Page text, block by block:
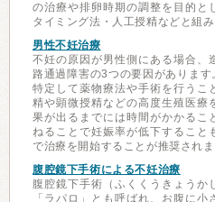
の治療や排卵時期の調整を目的と
タイミング法・人工授精などと組
男性不妊治療
不妊の原因が男性側にある場合、
路通過障害の3つの要因がありま
特定して薬物療法や手術を行うこ
精や顕微授精などの高度生殖医療
果が出るまでには時間がかかるこ
ねることで妊娠率が低下すること
で治療を開始することが推奨されま
腹腔鏡下手術による不妊治療
腹腔鏡下手術（ふくくうきょうか
「ラパロ」とも呼ばれ、お腹に